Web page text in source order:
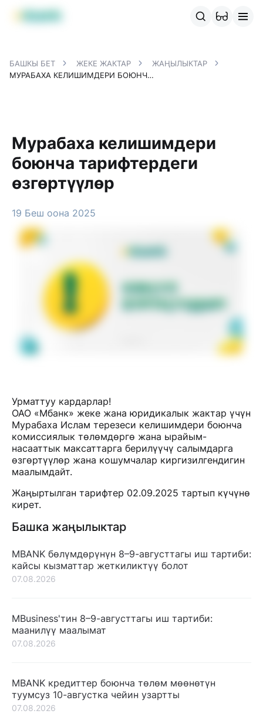
MBANK өнүмдөрү
БАШКЫ БЕТ ЖЕКЕ ЖАКТАР
ЖАҢЫЛЫКТАР
МУРАБАХА КЕЛИШИМДЕРИ БОЮНЧА ТАРИФТЕРДЕГИ ӨЗГӨРТҮҮЛӨР
Мурабаха келишимдери
боюнча тарифтердеги
өзгөртүүлөр
19 Беш оона 2025
Урматтуу кардарлар!
ОАО «Мбанк» жеке жана юридикалык жактар үчүн
Мурабаха Ислам терезеси келишимдери боюнча
комиссиялык төлөмдөргө жана ырайым-
насааттык максаттарга берилүүчү салымдарга
өзгөртүүлөр жана кошумчалар киргизилгендигин
маалымдайт.
Жаңыртылган тарифтер 02.09.2025 тартып күчүнө
кирет.
Башка жаңылыктар
MBANK бөлүмдөрүнүн 8–9-августтагы иш тартиби:
кайсы кызматтар жеткиликтүү болот
07.08.2026
MBusiness'тин 8–9-августтагы иш тартиби:
маанилүү маалымат
07.08.2026
MBANK кредиттер боюнча төлөм мөөнөтүн
туумсуз 10-августка чейин узартты
07.08.2026